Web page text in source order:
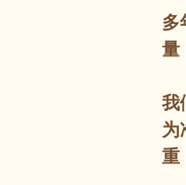
多
量
我
为
重